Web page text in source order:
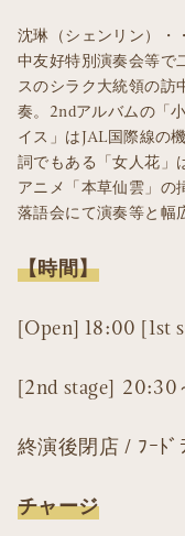
沈琳（シェンリン）・
中友好特別演奏会等で
スのシラク大統領の訪
奏。2ndアルバムの「
イス」はJAL国際線の
詞でもある「女人花」
アニメ「本草仙雲」の
落語会にて演奏等と幅
【時間】
[Open] 18:00 [1st
[2nd stage] 20:30
終演後閉店 / ﾌｰﾄ
チャージ